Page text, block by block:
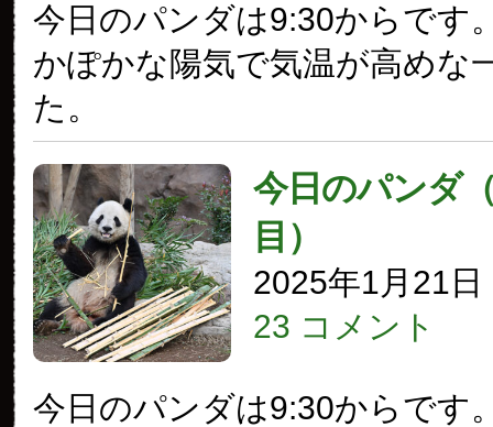
今日のパンダは9:30からです
かぽかな陽気で気温が高めな
た。
今日のパンダ
目）
2025年1月21日
23 コメント
今日のパンダは9:30からです